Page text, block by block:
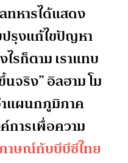
ทหารได้แสดง
ปรุงแก้ไขปัญหา
รก็ตาม เราแทบ
จริง” อิลฮาม โม
แผนกภูมิภาค
การเพื่อความ
าษณ์กับบีบีซีไทย